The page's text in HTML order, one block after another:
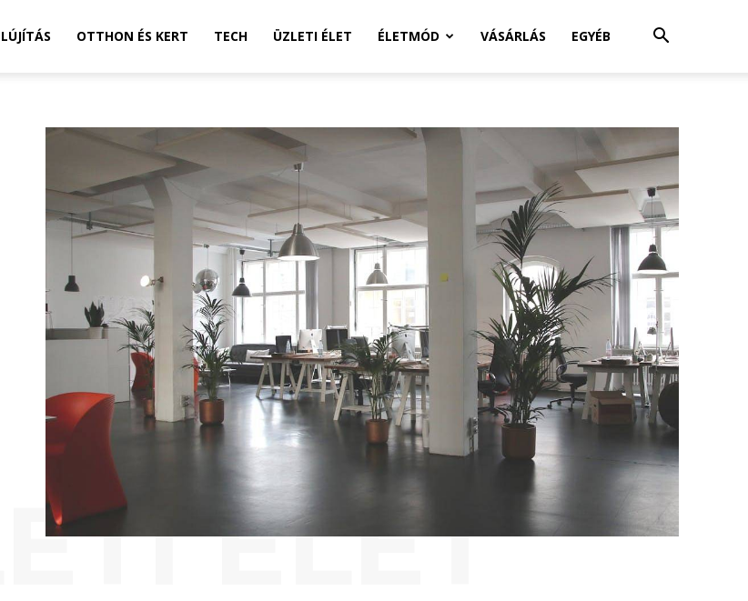
OTTHON ÉS KERT TECH ÜZLETI ÉLET ÉLETMÓD VÁSÁRLÁS EGYÉB
ÉLET